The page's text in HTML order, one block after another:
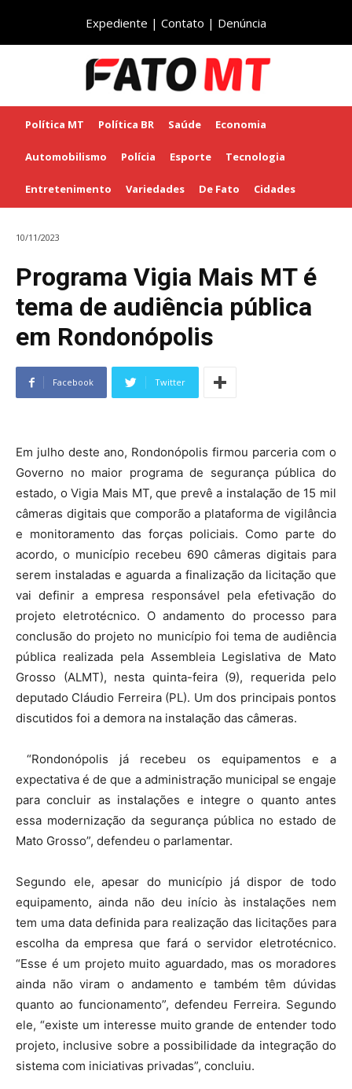
Expediente | Contato | Denúncia
Política MT Política BR Saúde Economia
Automobilismo Polícia Esporte Tecnologia
Entretenimento Variedades De Fato Cidades
10/11/2023
Programa Vigia Mais MT é
tema de audiência pública
em Rondonópolis
Facebook Twitter
Em julho deste ano, Rondonópolis firmou parceria com o
Governo no maior programa de segurança pública do
estado, o Vigia Mais MT, que prevê a instalação de 15 mil
câmeras digitais que comporão a plataforma de vigilância
e monitoramento das forças policiais. Como parte do
acordo, o município recebeu 690 câmeras digitais para
serem instaladas e aguarda a finalização da licitação que
vai definir a empresa responsável pela efetivação do
projeto eletrotécnico. O andamento do processo para
conclusão do projeto no município foi tema de audiência
pública realizada pela Assembleia Legislativa de Mato
Grosso (ALMT), nesta quinta-feira (9), requerida pelo
deputado Cláudio Ferreira (PL). Um dos principais pontos
discutidos foi a demora na instalação das câmeras.
“Rondonópolis já recebeu os equipamentos e a
expectativa é de que a administração municipal se engaje
para concluir as instalações e integre o quanto antes
essa modernização da segurança pública no estado de
Mato Grosso”, defendeu o parlamentar.
Segundo ele, apesar do município já dispor de todo
equipamento, ainda não deu início às instalações nem
tem uma data definida para realização das licitações para
escolha da empresa que fará o servidor eletrotécnico.
“Esse é um projeto muito aguardado, mas os moradores
ainda não viram o andamento e também têm dúvidas
quanto ao funcionamento”, defendeu Ferreira. Segundo
ele, “existe um interesse muito grande de entender todo
projeto, inclusive sobre a possibilidade da integração do
sistema com iniciativas privadas”, concluiu.